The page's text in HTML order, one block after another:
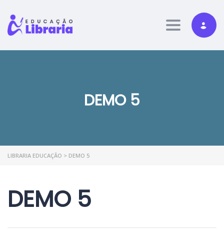
Toggle
DEMO 5
LIBRARIA EDUCAÇÃO > DEMO 5
DEMO 5